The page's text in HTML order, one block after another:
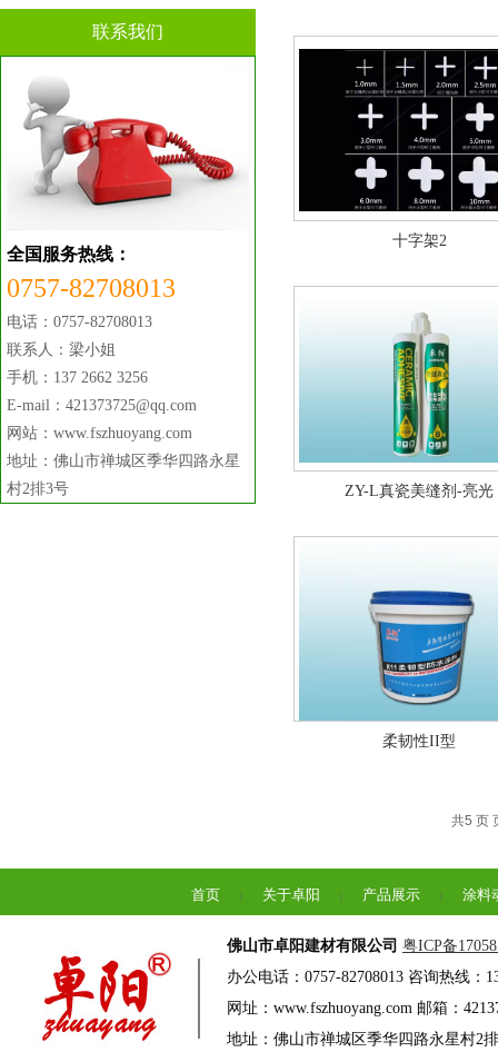
联系我们
全国服务热线：
0757-82708013
电话：0757-82708013
联系人：梁小姐
手机：137 2662 3256
E-mail：421373725@qq.com
网站：www.fszhuoyang.com
地址：佛山市禅城区季华四路永星
村2排3号
十字架2
ZY-L真瓷美缝剂-亮光
柔韧性II型
共5 页
首页 关于卓阳 产品展示 涂料
佛山市卓阳建材有限公司 粤ICP备
办公电话：0757-82708013 咨询热线：
网址：www.fszhuoyang.com 邮箱：
地址：佛山市禅城区季华四路永星村2